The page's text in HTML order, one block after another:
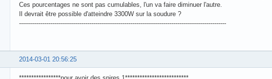
Ces pourcentages ne sont pas cumulables, l'un va faire diminuer l'autre.
Il devrait être possible d'atteindre 3300W sur la soudure ?
----------------------------------------------------------------------------------------------------------
2014-03-01 20:56:25